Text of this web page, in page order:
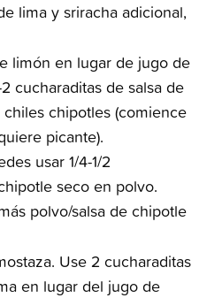
lima y sriracha adicional,
limón en lugar de jugo de
cucharaditas de salsa de
chipotles (comience
picante).
usar 1/4-1/2
seco en polvo.
polvo/salsa de chipotle
Use 2 cucharaditas
en lugar del jugo de